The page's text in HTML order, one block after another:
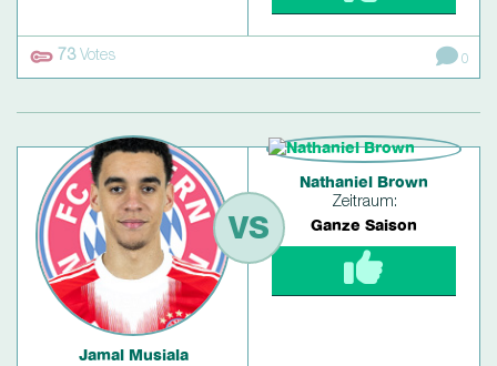
73Votes 0
Jamal Musiala
VS
Nathaniel Brown
Zeitraum:
Ganze Saison